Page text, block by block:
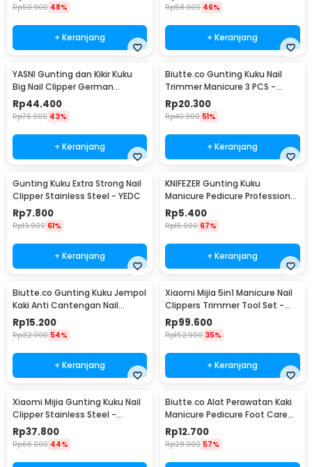
Rp50.900 48%
+ Keranjang
Rp58.900 46%
+ Keranjang
YASNI Gunting dan Kikir Kuku
Big Nail Clipper German
Stainless Steel - J0087
Rp44.400
Rp76.900 43%
+ Keranjang
Biutte.co Gunting Kuku Nail
Trimmer Manicure 3 PCS -
SFZ2748
Rp20.300
Rp40.900 51%
+ Keranjang
Gunting Kuku Extra Strong Nail
Clipper Stainless Steel - YEDC
Rp7.800
Rp19.900 61%
+ Keranjang
KNIFEZER Gunting Kuku
Manicure Pedicure Professional
Stainless Steel - Y-02ZJQ
Rp5.400
Rp15.900 67%
+ Keranjang
Biutte.co Gunting Kuku Jempol
Kaki Anti Cantengan Nail
Clipper - MZ-020
Rp15.200
Rp32.900 54%
+ Keranjang
Xiaomi Mijia 5in1 Manicure Nail
Clippers Trimmer Tool Set -
MJZJD002QW
Rp99.600
Rp152.900 35%
+ Keranjang
Xiaomi Mijia Gunting Kuku Nail
Clipper Stainless Steel -
MJZJD001QW
Rp37.800
Rp66.900 44%
Biutte.co Alat Perawatan Kaki
Manicure Pedicure Foot Care
8in1 - IN1807
Rp12.700
Rp28.900 57%